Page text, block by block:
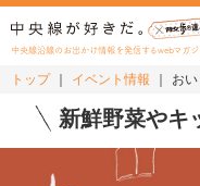
中央線沿線のお出かけ情報を発信するwebマガジ
グルメ・カフェ
スイーツ・テイクアウ
トップ イベント情報 お
新鮮野菜やキ